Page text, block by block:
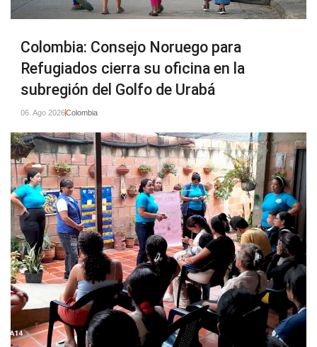
Colombia: Consejo Noruego para
Refugiados cierra su oficina en la
subregión del Golfo de Urabá
06. Ago 2026Colombia